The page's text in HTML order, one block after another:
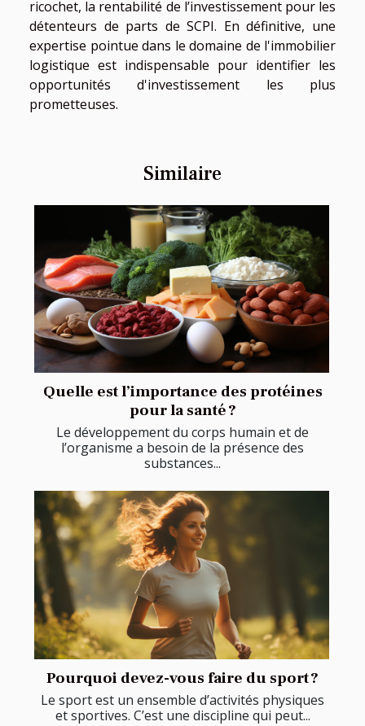
ricochet, la rentabilité de l’investissement pour les
détenteurs de parts de SCPI. En définitive, une
expertise pointue dans le domaine de l'immobilier
logistique est indispensable pour identifier les
opportunités d'investissement les plus
prometteuses.
Similaire
Quelle est l’importance des protéines
pour la santé ?
Le développement du corps humain et de
l’organisme a besoin de la présence des
substances...
Pourquoi devez-vous faire du sport ?
Le sport est un ensemble d’activités physiques
et sportives. C’est une discipline qui peut...